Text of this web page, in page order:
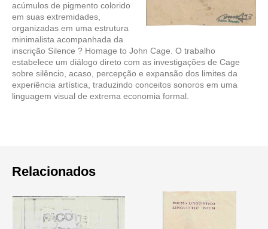
acúmulos de pigmento colorido
em suas extremidades,
organizadas em uma estrutura
minimalista acompanhada da
inscrição Silence ? Homage to John Cage. O trabalho
estabelece um diálogo direto com as investigações de Cage
sobre silêncio, acaso, percepção e expansão dos limites da
experiência artística, traduzindo conceitos sonoros em uma
linguagem visual de extrema economia formal.
Relacionados